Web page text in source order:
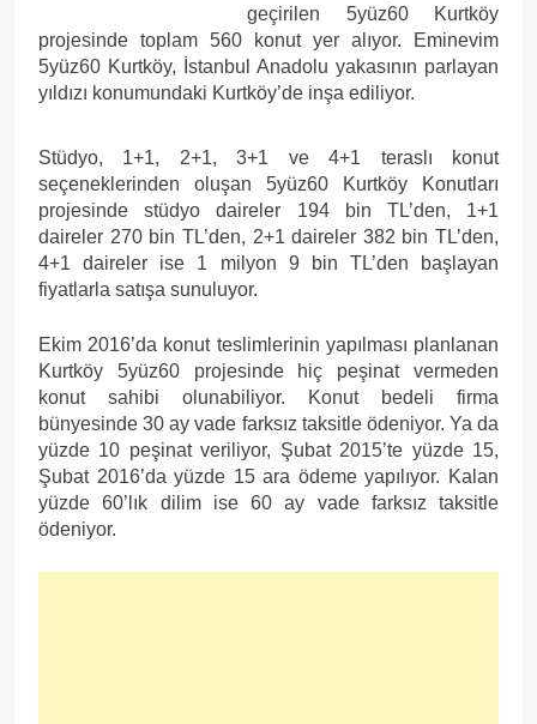
geçirilen 5yüz60 Kurtköy
projesinde toplam 560 konut yer alıyor. Eminevim
5yüz60 Kurtköy, İstanbul Anadolu yakasının parlayan
yıldızı konumundaki Kurtköy’de inşa ediliyor.
Stüdyo, 1+1, 2+1, 3+1 ve 4+1 teraslı konut
seçeneklerinden oluşan 5yüz60 Kurtköy Konutları
projesinde stüdyo daireler 194 bin TL’den, 1+1
daireler 270 bin TL’den, 2+1 daireler 382 bin TL’den,
4+1 daireler ise 1 milyon 9 bin TL’den başlayan
fiyatlarla satışa sunuluyor.
Ekim 2016’da konut teslimlerinin yapılması planlanan
Kurtköy 5yüz60 projesinde hiç peşinat vermeden
konut sahibi olunabiliyor. Konut bedeli firma
bünyesinde 30 ay vade farksız taksitle ödeniyor. Ya da
yüzde 10 peşinat veriliyor, Şubat 2015’te yüzde 15,
Şubat 2016’da yüzde 15 ara ödeme yapılıyor. Kalan
yüzde 60’lık dilim ise 60 ay vade farksız taksitle
ödeniyor.